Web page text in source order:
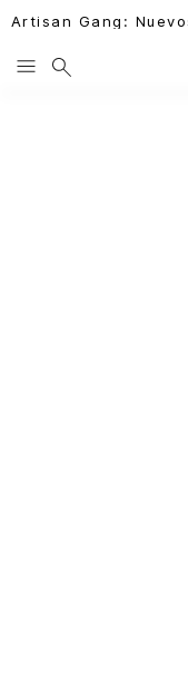
Artisan Gang: